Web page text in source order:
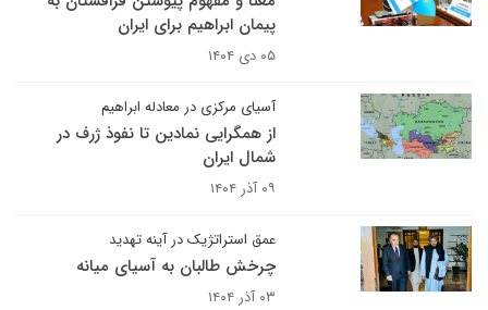
پیمان ابراهیم برای ایران
۰۵ دی ۱۴۰۴
آسیای مرکزی در معادله ابراهیم
از همگرایی نمادین تا نفوذ ژرف در
شمال ایران
۰۹ آذر ۱۴۰۴
عمق استراتژیک در آینه تهدید
چرخش طالبان به آسیای میانه
۰۳ آذر ۱۴۰۴